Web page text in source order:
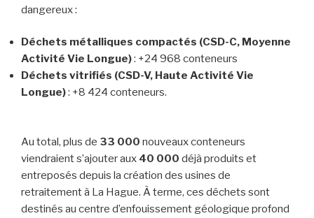
dangereux :
Déchets métalliques compactés (CSD-C, Moyenne
Activité Vie Longue): +24 968 conteneurs
Déchets vitrifiés (CSD-V, Haute Activité Vie
Longue): +8 424 conteneurs.
Au total, plus de 33 000 nouveaux conteneurs
viendraient s’ajouter aux 40 000 déjà produits et
entreposés depuis la création des usines de
retraitement à La Hague. À terme, ces déchets sont
destinés au centre d’enfouissement géologique profond